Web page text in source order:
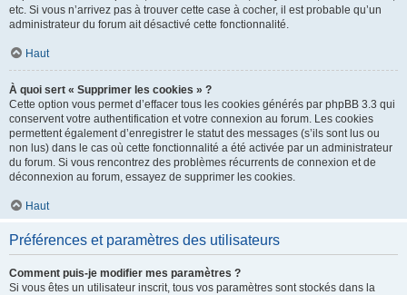
etc. Si vous n’arrivez pas à trouver cette case à cocher, il est probable qu’un
administrateur du forum ait désactivé cette fonctionnalité.
Haut
À quoi sert « Supprimer les cookies » ?
Cette option vous permet d’effacer tous les cookies générés par phpBB 3.3 qui
conservent votre authentification et votre connexion au forum. Les cookies
permettent également d’enregistrer le statut des messages (s’ils sont lus ou
non lus) dans le cas où cette fonctionnalité a été activée par un administrateur
du forum. Si vous rencontrez des problèmes récurrents de connexion et de
déconnexion au forum, essayez de supprimer les cookies.
Haut
Préférences et paramètres des utilisateurs
Comment puis-je modifier mes paramètres ?
Si vous êtes un utilisateur inscrit, tous vos paramètres sont stockés dans la